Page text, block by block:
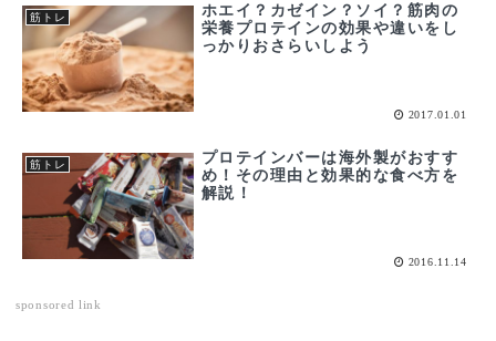
筋トレ
ホエイ？カゼイン？ソイ？筋肉の
栄養プロテインの効果や違いをし
っかりおさらいしよう
2017.01.01
筋トレ
プロテインバーは海外製がおすす
め！その理由と効果的な食べ方を
解説！
2016.11.14
sponsored link